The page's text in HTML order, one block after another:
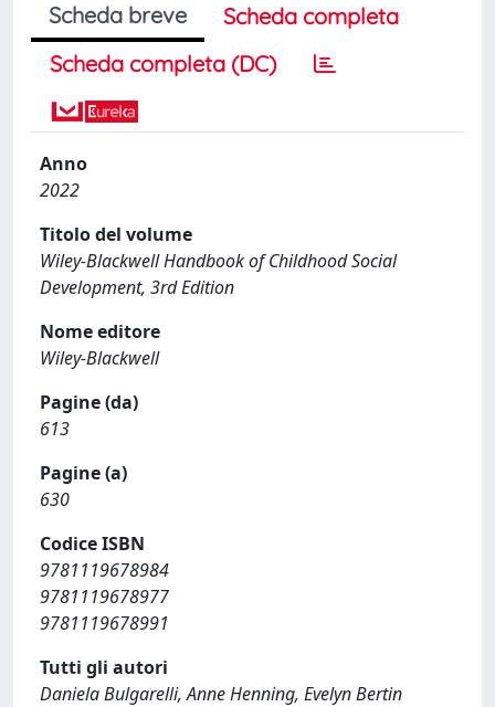
Scheda breve
Scheda completa
Scheda completa (DC)
Anno
2022
Titolo del volume
Wiley-Blackwell Handbook of Childhood Social
Development, 3rd Edition
Nome editore
Wiley-Blackwell
Pagine (da)
613
Pagine (a)
630
Codice ISBN
9781119678984
9781119678977
9781119678991
Tutti gli autori
Daniela Bulgarelli, Anne Henning, Evelyn Bertin